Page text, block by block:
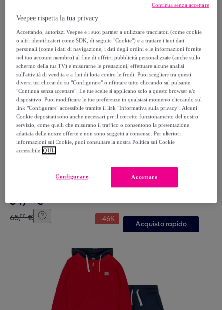
Leone 1947 Apparel
Tuta da bambina in cotone non garzato Leone Shiny
34, €
65,00 € -46%
Acquisto rapido
Veepee rispetta la tua privacy
Accettando, autorizzi Veepee e i suoi partner a utilizzare tracciatori (come cookie
o altri identificatori come SDK, di seguito "Cookie") e a trattare i tuoi dati
personali (come i dati di navigazione, i dati degli ordini e le informazioni fornite
nel tuo account membro) al fine di offrirti pubblicità personalizzate (anche sullo
schermo della tua TV) e misurarne le prestazioni, effettuare alcune analisi
sull'attività di vendita e a fini di lotta contro le frodi. Puoi scegliere tra questi
diversi usi cliccando su "Configurare" o rifiutare tutto cliccando sul pulsante
"Continua senza accettare". Le tue scelte si applicano solo a questo browser e/o
dispositivo. Puoi modificare le tue preferenze in qualsiasi momento cliccando sul
link "Configurare" accessibile tramite il link "Informativa sulla privacy". Alcuni
Cookie depositati sono anche necessari per il corretto funzionamento del nostro
servizio, come quelli che misurano il traffico o consentono la presentazione
adattata delle nostre offerte e non sono soggetti a consenso. Per ulteriori
informazioni sui Cookie, puoi consultare la nostra Politica sui Cookie
accessibile QUI.
Accettare
Configurare
Continua senza accettare